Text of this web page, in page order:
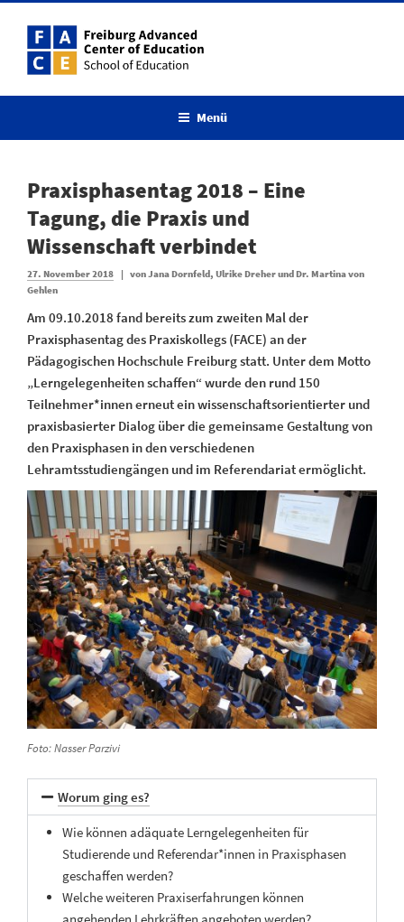
Menü
Praxisphasentag 2018 – Eine
Tagung, die Praxis und
Wissenschaft verbindet
27. November 2018 | von Jana Dornfeld, Ulrike Dreher und Dr. Martina von
Gehlen
Am 09.10.2018 fand bereits zum zweiten Mal der
Praxisphasentag des Praxiskollegs (FACE) an der
Pädagogischen Hochschule Freiburg statt. Unter dem Motto
„Lerngelegenheiten schaffen“ wurde den rund 150
Teilnehmer*innen erneut ein wissenschaftsorientierter und
praxisbasierter Dialog über die gemeinsame Gestaltung von
den Praxisphasen in den verschiedenen
Lehramtsstudiengängen und im Referendariat ermöglicht.
Foto: Nasser Parzivi
Worum ging es?
Wie können adäquate Lerngelegenheiten für
Studierende und Referendar*innen in Praxisphasen
geschaffen werden?
Welche weiteren Praxiserfahrungen können